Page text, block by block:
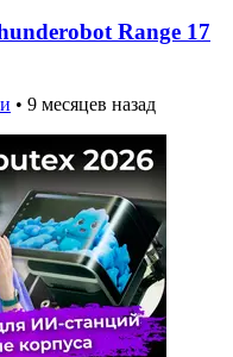
Range 17
• 9 месяцев назад